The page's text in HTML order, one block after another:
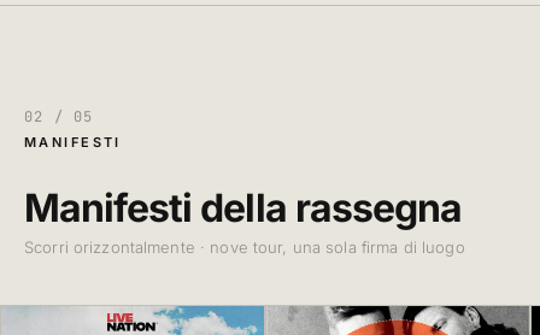
02 / 05
MANIFESTI
Manifesti della rassegna
Scorri orizzontalmente · nove tour, una sola firma di luogo